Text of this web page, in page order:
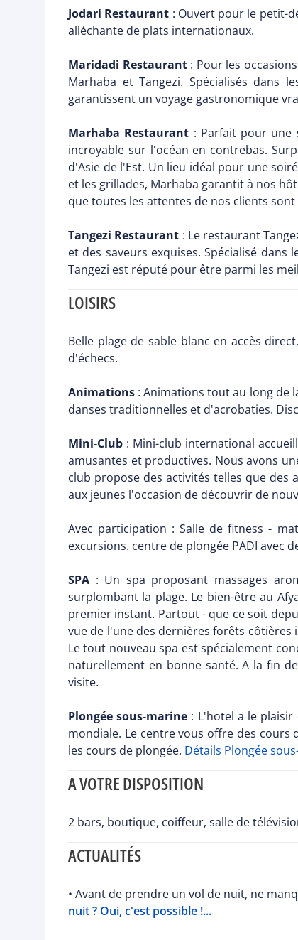
Jodari Restaurant : Ouvert pour le petit-
alléchante de plats internationaux.
Maridadi Restaurant: Pour les
Marhaba et Tangezi. Spécialisés dans
garantissent un voyage gastronomique
Marhaba Restaurant : Parfait pour une
incroyable sur l'océan en contrebas.
d'Asie de l'Est. Un lieu idéal pour une
et les grillades, Marhaba garantit à nos
que toutes les attentes de nos clients sont
Tangezi Restaurant : Le restaurant
et des saveurs exquises. Spécialisé
Tangezi est réputé pour être parmi les
LOISIRS
Belle plage de sable blanc en accès
d'échecs.
Animations : Animations tout au long de
danses traditionnelles et d'acrobaties.
Mini-Club : Mini-club international
amusantes et productives. Nous avons
club propose des activités telles que des
aux jeunes l'occasion de découvrir de
Avec participation : Salle de fitness -
excursions. centre de plongée PADI avec
SPA : Un spa proposant massages
surplombant la plage. Le bien-être au
premier instant. Partout - que ce soit
vue de l'une des dernières forêts côtières
Le tout nouveau spa est spécialement
naturellement en bonne santé. A la fin
visite.
Plongée sous-marine : L'hotel a le plaisir
mondiale. Le centre vous offre des cours
les cours de plongée. Détails Plongée
A VOTRE DISPOSITION
2 bars, boutique, coiffeur, salle de
ACTUALITÉS
• Avant de prendre un vol de nuit, ne
nuit ? Oui, c'est possible !...